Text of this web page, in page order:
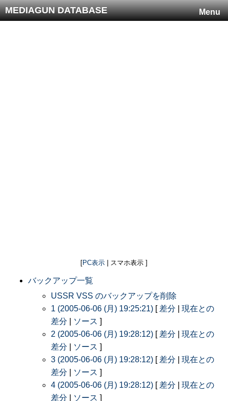
Menu
MEDIAGUN DATABASE
[PC表示 | スマホ表示 ]
バックアップ一覧
USSR VSS のバックアップを削除
1 (2005-06-06 (月) 19:25:21) [ 差分
現在との
差分
ソース ]
2 (2005-06-06 (月) 19:28:12) [ 差分
現在との
差分
ソース ]
3 (2005-06-06 (月) 19:28:12) [ 差分
現在との
差分
ソース ]
4 (2005-06-06 (月) 19:28:12) [ 差分
現在との
差分
ソース ]